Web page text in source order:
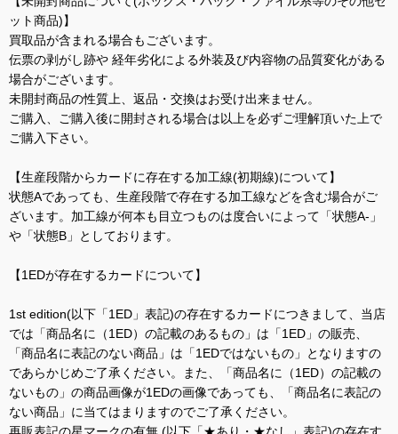
ット商品)】
買取品が含まれる場合もございます。
伝票の剥がし跡や 経年劣化による外装及び内容物の品質変化がある
場合がございます。
未開封商品の性質上、返品・交換はお受け出来ません。
ご購入、ご購入後に開封される場合は以上を必ずご理解頂いた上で
ご購入下さい。
【生産段階からカードに存在する加工線(初期線)について】
状態Aであっても、生産段階で存在する加工線などを含む場合がご
ざいます。加工線が何本も目立つものは度合いによって「状態A-」
や「状態B」としております。
【1EDが存在するカードについて】
1st edition(以下「1ED」表記)の存在するカードにつきまして、当店
では「商品名に（1ED）の記載のあるもの」は「1ED」の販売、
「商品名に表記のない商品」は「1EDではないもの」となりますの
であらかじめご了承ください。また、「商品名に（1ED）の記載の
ないもの」の商品画像が1EDの画像であっても、「商品名に表記の
ない商品」に当てはまりますのでご了承ください。